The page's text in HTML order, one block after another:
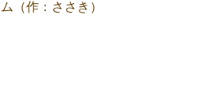
（作：ささき）